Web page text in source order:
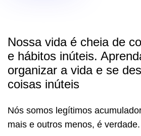
Nossa vida é cheia de
e hábitos inúteis.
organizar a vida e se
coisas inúteis
Nós somos legítimos
mais e outros menos, é verdade.